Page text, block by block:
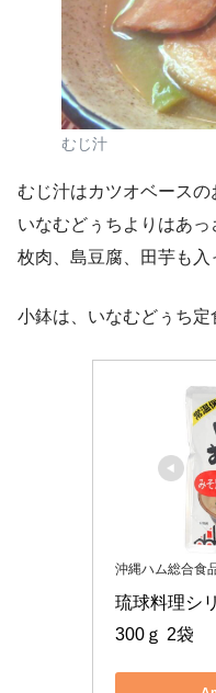
むじ汁
むじ汁はカツオベースの
いなむどぅちよりはあ
枚肉、島豆腐、田芋も入
小鉢は、いなむどぅち定
沖縄ハム総合食
琉球料理シ
300ｇ 2袋